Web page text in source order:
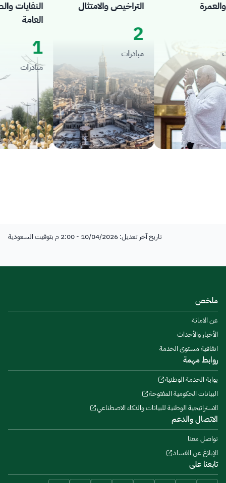
النفايات
العامة
مبادرات
التراخيص والامتثال
مبادرات
تاريخ آخر تعديل: 10/04/2026 - 2:00 م بتوقيت السعودية
ملخص
عن الامانة
الأخبار والأحداث
اتفاقية مستوى الخدمة
روابط مهمة
بوابة الخدمة الوطنية
البيانات الحكومية المفتوحة
الاستراتيجية الوطنية للبيانات والذكاء الاصطناعي
الاتصال والدعم
تواصل معنا
الإبلاغ عن الفساد
تابعنا على